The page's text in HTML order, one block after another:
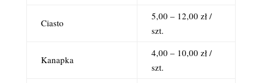
Ciasto
5,00 – 12,00 zł /
szt.
Kanapka
4,00 – 10,00 zł /
szt.